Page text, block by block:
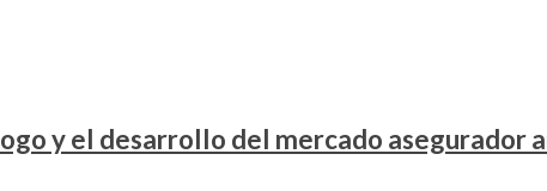
y el desarrollo del mercado asegurador